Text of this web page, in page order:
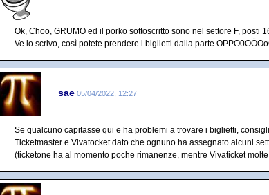
Ok, Choo, GRUMO ed il porko sottoscritto sono nel settore F, posti
Ve lo scrivo, così potete prendere i biglietti dalla parte
sae 05/04/2022, 12:27
Se qualcuno capitasse qui e ha problemi a trovare i biglietti,
Ticketmaster e Vivatocket dato che ognuno ha assegnato alcuni
(ticketone ha al momento poche rimanenze, mentre Vivaticket